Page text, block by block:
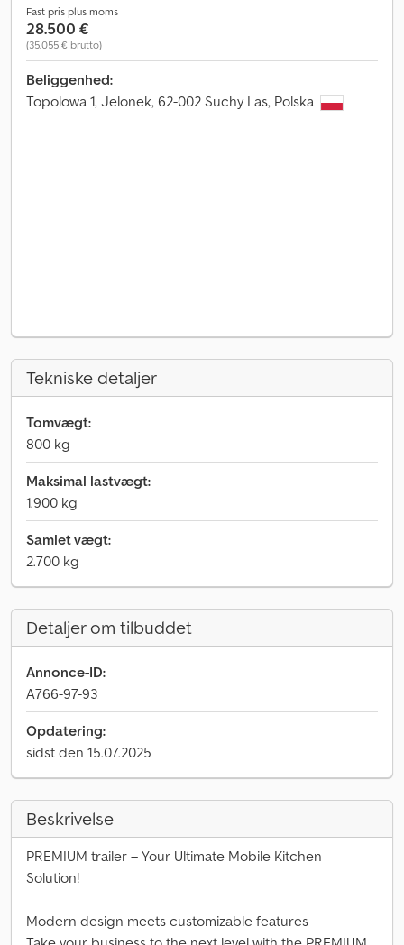
Fast pris plus moms
28.500 €
(35.055 € brutto)
Beliggenhed:
Topolowa 1, Jelonek, 62-002 Suchy Las, Polska
Tekniske detaljer
Tomvægt:
800 kg
Maksimal lastvægt:
1.900 kg
Samlet vægt:
2.700 kg
Detaljer om tilbuddet
Annonce-ID:
A766-97-93
Opdatering:
sidst den 15.07.2025
Beskrivelse
PREMIUM trailer – Your Ultimate Mobile Kitchen
Solution!
Modern design meets customizable features